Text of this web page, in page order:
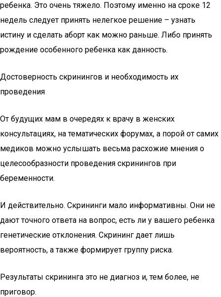
ребенка. Это очень тяжело. Поэтому именно на сроке 12
недель следует принять нелегкое решение – узнать
истину и сделать аборт как можно раньше. Либо принять
рождение особенного ребенка как данность.
Достоверность скринингов и необходимость их
проведения
От будущих мам в очередях к врачу в женских
консультациях, на тематических форумах, а порой от самих
медиков можно услышать весьма расхожие мнения о
целесообразности проведения скринингов при
беременности.
И действительно. Скрининги мало информативны. Они не
дают точного ответа на вопрос, есть ли у вашего ребенка
генетические отклонения. Скрининг дает лишь
вероятность, а также формирует группу риска.
Результаты скрининга это не диагноз и, тем более, не
приговор.